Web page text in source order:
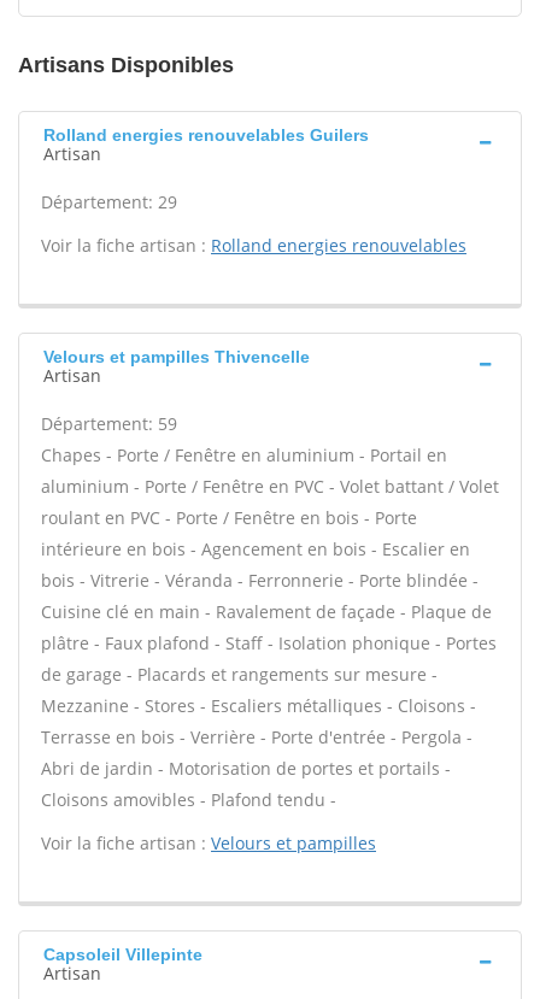
Artisans Disponibles
Rolland energies renouvelables Guilers
Artisan
Département: 29
Voir la fiche artisan : Rolland energies renouvelables
Velours et pampilles Thivencelle
Artisan
Département: 59
Chapes - Porte / Fenêtre en aluminium - Portail en
aluminium - Porte / Fenêtre en PVC - Volet battant / Volet
roulant en PVC - Porte / Fenêtre en bois - Porte
intérieure en bois - Agencement en bois - Escalier en
bois - Vitrerie - Véranda - Ferronnerie - Porte blindée -
Cuisine clé en main - Ravalement de façade - Plaque de
plâtre - Faux plafond - Staff - Isolation phonique - Portes
de garage - Placards et rangements sur mesure -
Mezzanine - Stores - Escaliers métalliques - Cloisons -
Terrasse en bois - Verrière - Porte d'entrée - Pergola -
Abri de jardin - Motorisation de portes et portails -
Cloisons amovibles - Plafond tendu -
Voir la fiche artisan : Velours et pampilles
Capsoleil Villepinte
Artisan